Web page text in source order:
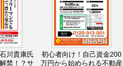
川貴康氏
禁！？サ
初心者向け！自己資金200
万円から始められる不動産